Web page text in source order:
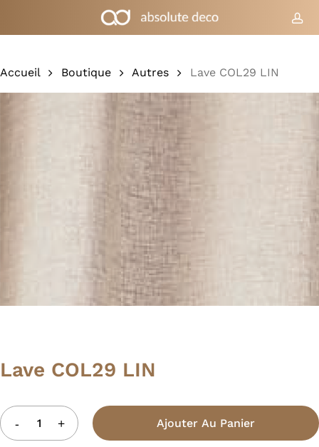
Chariot Fermer
Accueil
Boutique Autres Lave COL29 LIN
Lave COL29 LIN
Ajouter Au Panier